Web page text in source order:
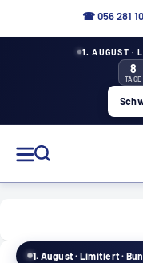
☎ 056 281
1. AUGUST ·
8
TAGE
1. August · Limitiert ·